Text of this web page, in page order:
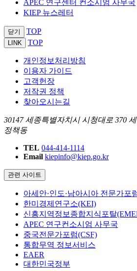
APEC 연구센터 컨소시엄 사무국
KIEP 뉴스레터
닫기 TOP
LINK TOP
개인정보처리방침
이용자 가이드
고객헌장
저작권 정책
찾아오시는길
30147 세종특별자치시 시청대로 370
정책동
TEL 044-414-1114
Email kiepinfo@kiep.go.kr
관련 사이트
아세안·인도·남아시아 전문가포
한미경제연구소(KEI)
신흥지역정보종합지식포탈
APEC 연구컨소시엄 사무국
중국전문가포럼(CSF)
통합무역 정보서비스
EAER
대한민국정부